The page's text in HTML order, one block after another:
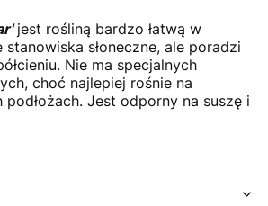
jest rośliną bardzo łatwą w
stanowiska słoneczne, ale poradzi
Nie ma specjalnych
choć najlepiej rośnie na
Jest odporny na suszę i